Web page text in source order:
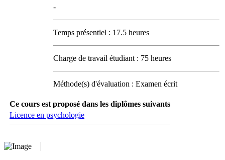
-
Temps présentiel : 17.5 heures
Charge de travail étudiant : 75 heures
Méthode(s) d'évaluation : Examen écrit
Ce cours est proposé dans les diplômes suivants
Licence en psychologie